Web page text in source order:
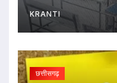
KRANTI
छत्तीसगढ़